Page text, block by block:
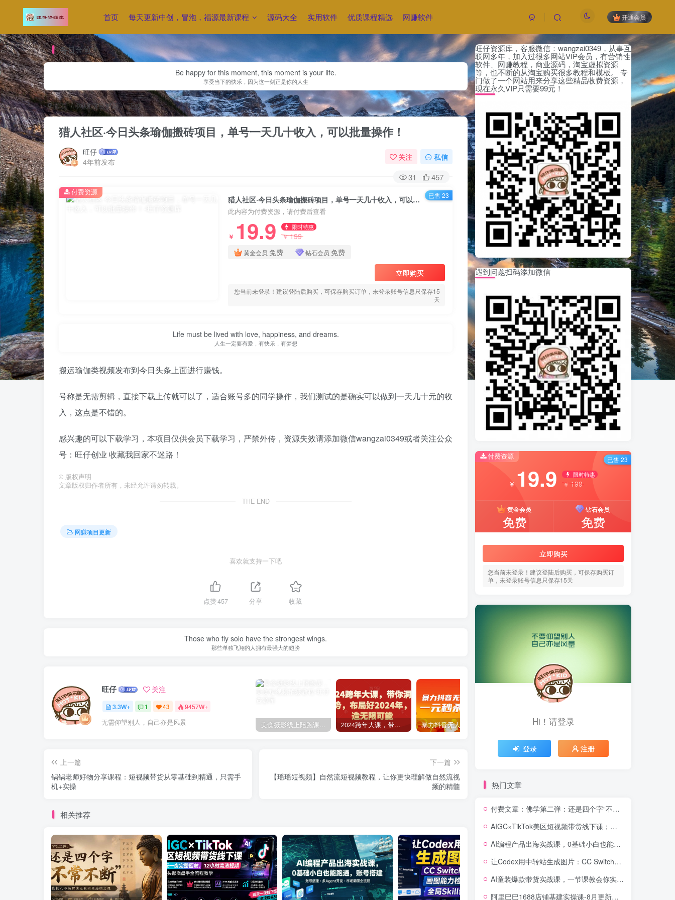
首页 每天更新中创，冒泡，福源最新课程 源码大全 实用软件 优质课程精选 网赚软件 开通会员
每日金句
Be happy for this moment, this moment is your life.
享受当下的快乐，因为这一刻正是你的人生
首页 网赚项目更新 正文
猎人社区·今日头条瑜伽搬砖项目，单号一天几十收入，可以批量操作！
旺仔
4年前发布
关注 私信
31 457
猎人社区·今日头条瑜伽搬砖项目，单号一天几十收入，可以批量操作！
此内容为付费资源，请付费后查看
￥ 19.9 限时特惠
￥199
黄金会员 免费 钻石会员 免费
立即购买
您当前未登录！建议登陆后购买，可保存购买订单，未登录账号信息只保存15
天
付费资源 已售 23
Life must be lived with love, happiness, and dreams.
人生一定要有爱，有快乐，有梦想
搬运瑜伽类视频发布到今日头条上面进行赚钱。
号称是无需剪辑，直接下载上传就可以了，适合账号多的同学操作，我们测试的是确实可以做到一天几十元的收
入，这点是不错的。
感兴趣的可以下载学习，本项目仅供会员下载学习，严禁外传，资源失效请添加微信wangzai0349或者关注公众
号：旺仔创业 收藏我回家不迷路！
© 版权声明
文章版权归作者所有，未经允许请勿转载。
THE END
网赚项目更新
喜欢就支持一下吧
点赞457 分享 收藏
Those who fly solo have the strongest wings.
那些单独飞翔的人拥有最强大的翅膀
旺仔 关注
3.3W+ 1 43 9457W+
无需仰望别人，自己亦是风景 2024跨年大课，​带你洞察趋势，布局好2024年，创造无限可能 全新平台vivo短视频，新风口AI混剪无脑搬运，冷门风口当天见收益，7天撸了2300+了
上一篇
锅锅老师好物分享课程：短视频带货从零基础到精通，只需手
机+实操
下一篇
【瑶瑶短视频】自然流短视频教程，让你更快理解做自然流视
频的精髓
相关推荐
付费资源
￥19.9 限时特惠
￥199
免费 免费
立即购买
您当前未登录！建议登陆后购买，可保存购买订
单，未登录账号信息只保存15天
已售 23
旺仔资源库，客服微信：wangzai0349，从事互
联网多年，加入过很多网站VIP会员，有营销性
软件、网赚教程，商业源码，淘宝虚拟资源
等，也不断的从淘宝购买很多教程和模板。 专
门做了一个网站用来分享这些精品收费资源，
现在永久VIP只需要99元！
遇到问题扫码添加微信
付费资源
￥ 19.9 限时特惠
￥ 199
黄金会员
免费
钻石会员
免费
立即购买
您当前未登录！建议登陆后购买，可保存购买订
单，未登录账号信息只保存15天
已售 23
Hi！请登录
登录 注册
热门文章
付费文章：佛学第二弹：还是四个字“不常不断”依托八不偈解读无我因果连续之理
AIGC×TikTok美区短视频带货线下课；两天一夜完整回放，12小时高清视频收录头部操盘手全流程教学
AI编程产品出海实战课，0基础小白也能跑通，账号搭建・多Agent开发・市场调研全流程，月入千刀跨境变现教程(更新)
让Codex用中转站生成图片：CC Switch配置、画图能力检测与全局Skill教程
AI童装爆款带货实战课，一节课教会你实现童装变现，零基础也能落地实操
阿里巴巴1688店铺基建实操课-8月更新；工作台下载到旺铺装修客服分流，手把手搞定开店全部必备操作